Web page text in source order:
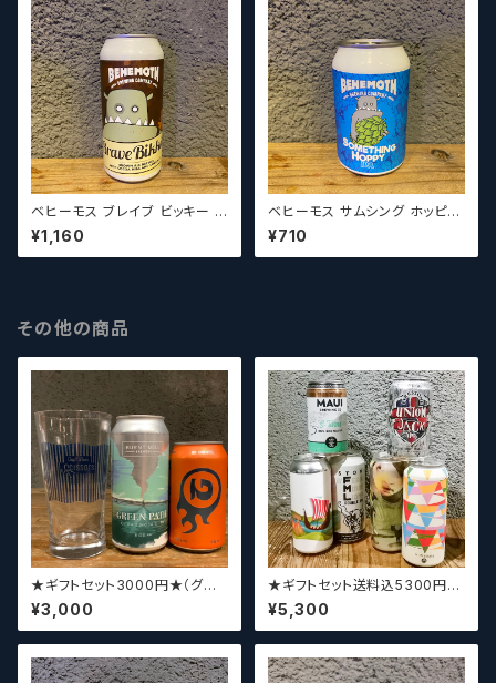
ベヒーモス ブレイブ ビッキー /
Behemoth Brave Bikkie
【クラフトビールシザーズ】
¥1,160
ベヒーモス サムシング ホッピー
/ Behemoth Something Ho
ppy【クラフトビールシザーズ】
¥710
その他の商品
★ギフトセット3000円★（グラ
スセット）【クラフトビール】
¥3,000
★ギフトセット送料込5300円★
（お好みに合わせて4～5本チョ
イスさせていただきます）【クラフ
トビール】
¥5,300